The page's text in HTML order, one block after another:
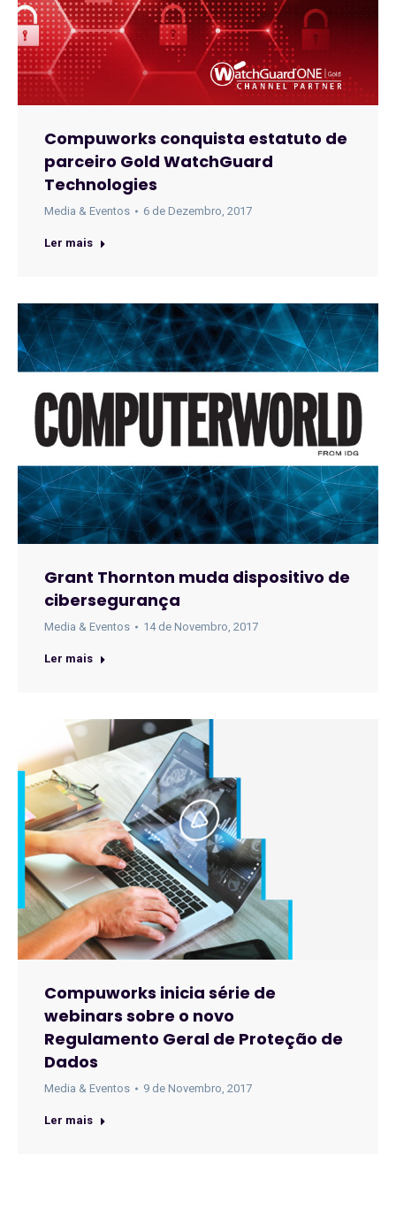
Compuworks conquista estatuto de
parceiro Gold WatchGuard
Technologies
Media & Eventos 6 de Dezembro, 2017
Ler mais
Grant Thornton muda dispositivo de
cibersegurança
Media & Eventos 14 de Novembro, 2017
Ler mais
Compuworks inicia série de
webinars sobre o novo
Regulamento Geral de Proteção de
Dados
Media & Eventos 9 de Novembro, 2017
Ler mais